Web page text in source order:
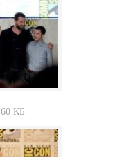
60 КБ